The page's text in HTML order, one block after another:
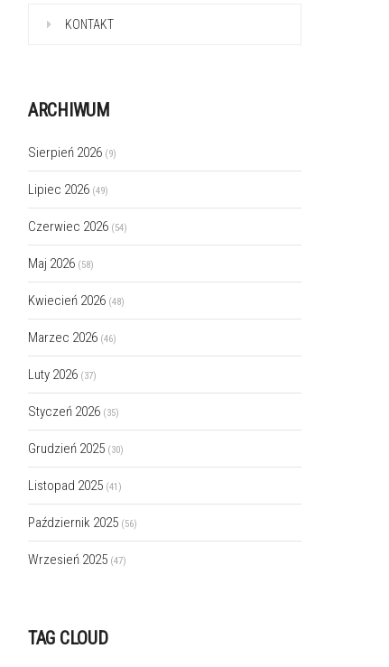
KONTAKT
ARCHIWUM
Sierpień 2026 (9)
Lipiec 2026 (49)
Czerwiec 2026 (54)
Maj 2026 (58)
Kwiecień 2026 (48)
Marzec 2026 (46)
Luty 2026 (37)
Styczeń 2026 (35)
Grudzień 2025 (30)
Listopad 2025 (41)
Październik 2025 (56)
Wrzesień 2025 (47)
TAG CLOUD